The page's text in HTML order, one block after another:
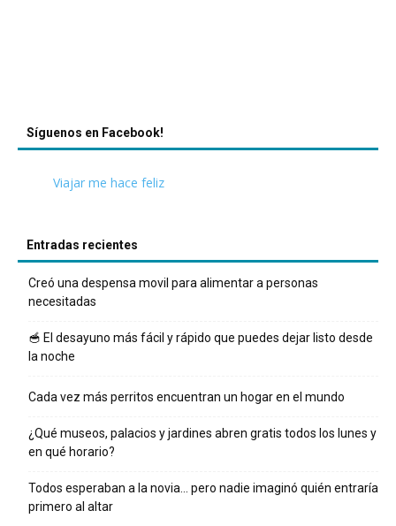
Síguenos en Facebook!
Viajar me hace feliz
Entradas recientes
Creó una despensa movil para alimentar a personas
necesitadas
🥣 El desayuno más fácil y rápido que puedes dejar listo desde
la noche
Cada vez más perritos encuentran un hogar en el mundo
¿Qué museos, palacios y jardines abren gratis todos los lunes y
en qué horario?
Todos esperaban a la novia… pero nadie imaginó quién entraría
primero al altar